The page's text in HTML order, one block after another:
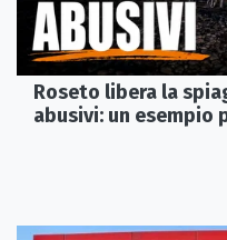
Roseto libera la
abusivi: un